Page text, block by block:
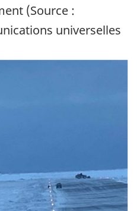
(Source :
universelles